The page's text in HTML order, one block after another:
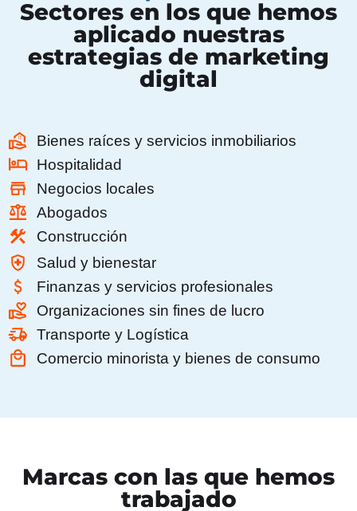
Sectores en los que hemos
aplicado nuestras
estrategias de marketing
digital
Bienes raíces y servicios inmobiliarios
Hospitalidad
Negocios locales
Abogados
Construcción
Salud y bienestar
Finanzas y servicios profesionales
Organizaciones sin fines de lucro
Transporte y Logística
Comercio minorista y bienes de consumo
Marcas con las que hemos
trabajado